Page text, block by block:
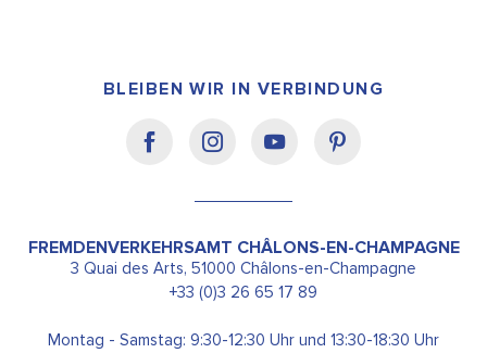
BLEIBEN WIR IN VERBINDUNG
FREMDENVERKEHRSAMT CHÂLONS-EN-CHAMPAGNE
3 Quai des Arts, 51000 Châlons-en-Champagne
+33 (0)3 26 65 17 89
Montag - Samstag: 9:30-12:30 Uhr und 13:30-18:30 Uhr